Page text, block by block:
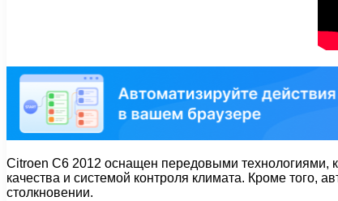
Citroen C6 2012 оснащен передовыми технологиями,
качества и системой контроля климата. Кроме того,
столкновении.